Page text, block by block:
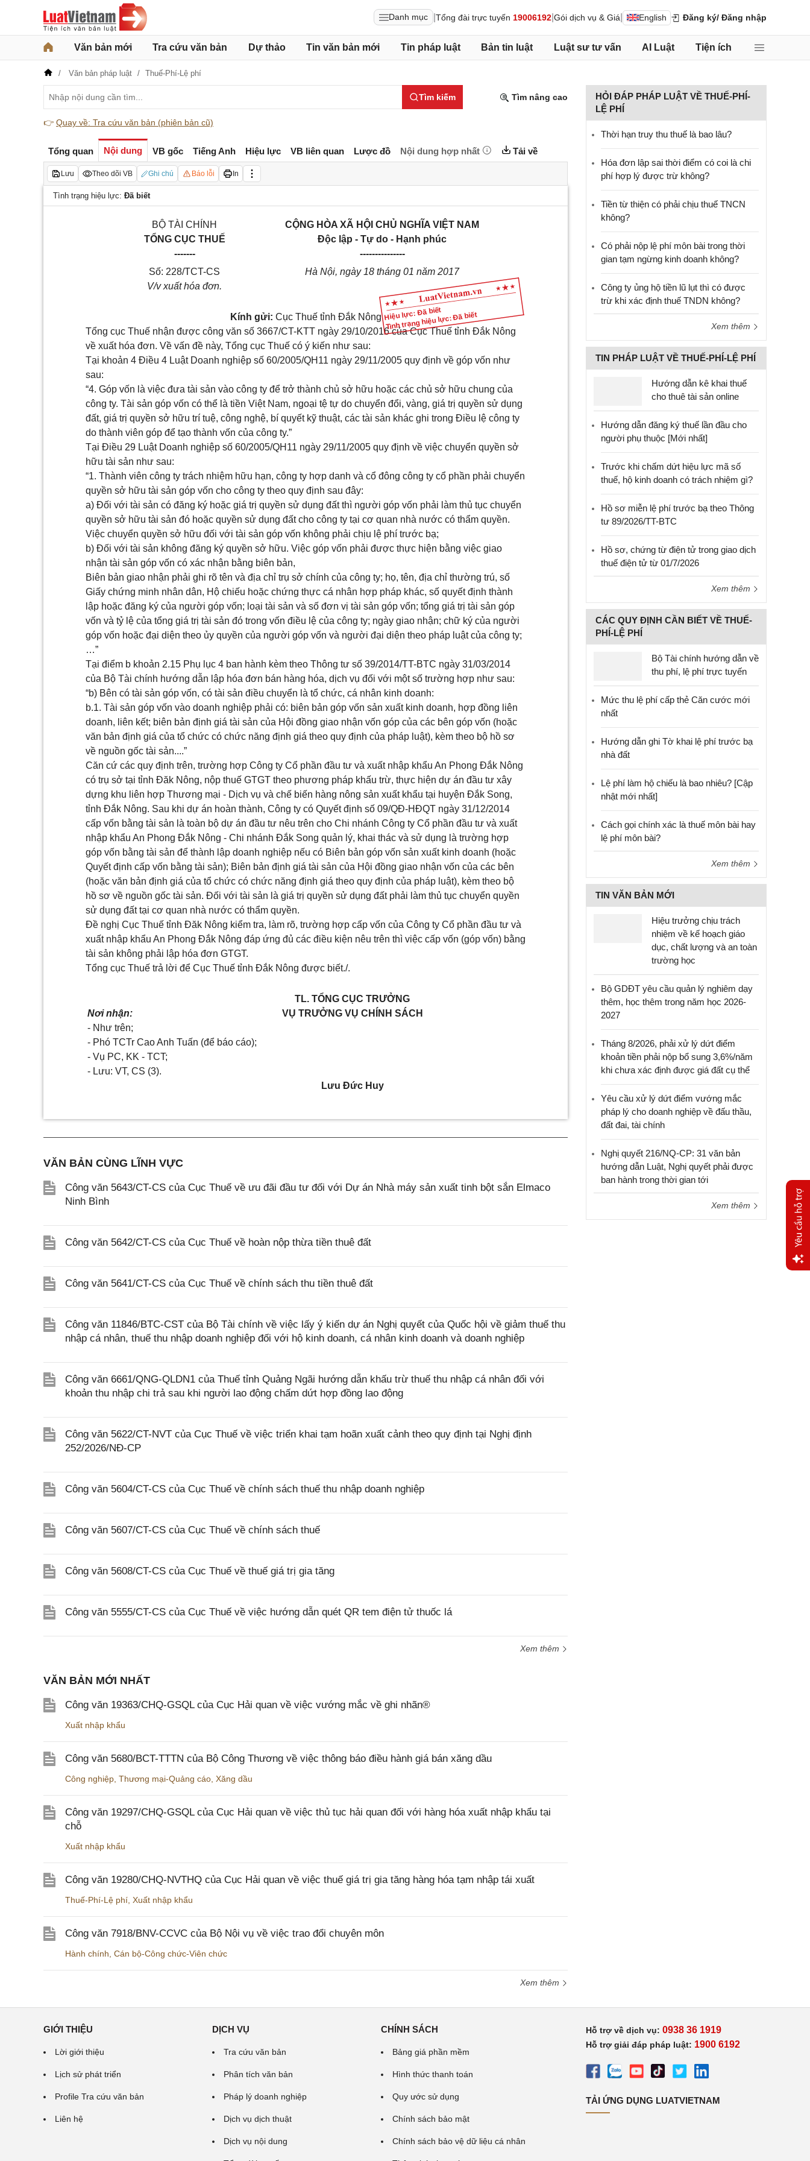
Danh mục Tổng đài trực tuyến 19006192 Gói dịch vụ & Giá English Đăng ký/ Đăng nhập
Văn bản mới Tra cứu văn bản Dự thảo Tin văn bản mới Tin pháp luật Bản tin luật Luật sư tư vấn AI Luật Tiện ích
Văn bản pháp luật Thuế-Phí-Lệ phí
Tìm kiếm Tìm nâng cao
👉 Quay về: Tra cứu văn bản (phiên bản cũ)
Tổng quan Nội dung VB gốc Tiếng Anh Hiệu lực VB liên quan Lược đồ Nội dung hợp nhất Tải về
Lưu Theo dõi VB Ghi chú Báo lỗi In
Tình trạng hiệu lực: Đã biết
Hiệu lực: Đã biết
Tình trạng hiệu lực: Đã biết
BỘ TÀI CHÍNH
TỔNG CỤC THUẾ
-------
CỘNG HÒA XÃ HỘI CHỦ NGHĨA VIỆT NAM
Độc lập - Tự do - Hạnh phúc
---------------
Số: 228/TCT-CS
V/v xuất hóa đơn.
Hà Nội, ngày 18 tháng 01 năm 2017
Kính gửi: Cục Thuế tỉnh Đắk Nông
Tổng cục Thuế nhận được công văn số 3667/CT-KTT ngày 29/10/2016 của Cục Thuế tỉnh Đắk Nông
về xuất hóa đơn. Về vấn đề này, Tổng cục Thuế có ý kiến như sau:
Tại khoản 4 Điều 4 Luật Doanh nghiệp số 60/2005/QH11 ngày 29/11/2005 quy định về góp vốn như
sau:
“4. Góp vốn là việc đưa tài sản vào công ty để trở thành chủ sở hữu hoặc các chủ sở hữu chung của
công ty. Tài sản góp vốn có thể là tiền Việt Nam, ngoại tệ tự do chuyển đổi, vàng, giá trị quyền sử dụng
đất, giá trị quyền sở hữu trí tuệ, công nghệ, bí quyết kỹ thuật, các tài sản khác ghi trong Điều lệ công ty
do thành viên góp để tạo thành vốn của công ty.”
Tại Điều 29 Luật Doanh nghiệp số 60/2005/QH11 ngày 29/11/2005 quy định về việc chuyển quyền sở
hữu tài sản như sau:
“1. Thành viên công ty trách nhiệm hữu hạn, công ty hợp danh và cổ đông công ty cổ phần phải chuyển
quyền sở hữu tài sản góp vốn cho công ty theo quy định sau đây:
a) Đối với tài sản có đăng ký hoặc giá trị quyền sử dụng đất thì người góp vốn phải làm thủ tục chuyển
quyền sở hữu tài sản đó hoặc quyền sử dụng đất cho công ty tại cơ quan nhà nước có thẩm quyền.
Việc chuyển quyền sở hữu đối với tài sản góp vốn không phải chịu lệ phí trước bạ;
b) Đối với tài sản không đăng ký quyền sở hữu. Việc góp vốn phải được thực hiện bằng việc giao
nhận tài sản góp vốn có xác nhận bằng biên bản,
Biên bản giao nhận phải ghi rõ tên và địa chỉ trụ sở chính của công ty; họ, tên, địa chỉ thường trú, số
Giấy chứng minh nhân dân, Hộ chiếu hoặc chứng thực cá nhân hợp pháp khác, số quyết định thành
lập hoặc đăng ký của người góp vốn; loại tài sản và số đơn vị tài sản góp vốn; tổng giá trị tài sản góp
vốn và tỷ lệ của tổng giá trị tài sản đó trong vốn điều lệ của công ty; ngày giao nhận; chữ ký của người
góp vốn hoặc đại diện theo ủy quyền của người góp vốn và người đại diện theo pháp luật của công ty;
…”
Tại điểm b khoản 2.15 Phụ lục 4 ban hành kèm theo Thông tư số 39/2014/TT-BTC ngày 31/03/2014
của Bộ Tài chính hướng dẫn lập hóa đơn bán hàng hóa, dịch vụ đối với một số trường hợp như sau:
“b) Bên có tài sản góp vốn, có tài sản điều chuyển là tổ chức, cá nhân kinh doanh:
b.1. Tài sản góp vốn vào doanh nghiệp phải có: biên bản góp vốn sản xuất kinh doanh, hợp đồng liên
doanh, liên kết; biên bản định giá tài sản của Hội đồng giao nhận vốn góp của các bên góp vốn (hoặc
văn bản định giá của tổ chức có chức năng định giá theo quy định của pháp luật), kèm theo bộ hồ sơ
về nguồn gốc tài sản....”
Căn cứ các quy định trên, trường hợp Công ty Cổ phần đầu tư và xuất nhập khẩu An Phong Đắk Nông
có trụ sở tại tỉnh Đăk Nông, nộp thuế GTGT theo phương pháp khấu trừ, thực hiện dự án đầu tư xây
dựng khu liên hợp Thương mại - Dịch vụ và chế biến hàng nông sản xuất khẩu tại huyện Đắk Song,
tỉnh Đắk Nông. Sau khi dự án hoàn thành, Công ty có Quyết định số 09/QĐ-HĐQT ngày 31/12/2014
cấp vốn bằng tài sản là toàn bộ dự án đầu tư nêu trên cho Chi nhánh Công ty Cổ phần đầu tư và xuất
nhập khẩu An Phong Đắk Nông - Chi nhánh Đắk Song quản lý, khai thác và sử dụng là trường hợp
góp vốn bằng tài sản để thành lập doanh nghiệp nếu có Biên bản góp vốn sản xuất kinh doanh (hoặc
Quyết định cấp vốn bằng tài sản); Biên bản định giá tài sản của Hội đồng giao nhận vốn của các bên
(hoặc văn bản định giá của tổ chức có chức năng định giá theo quy định của pháp luật), kèm theo bộ
hồ sơ về nguồn gốc tài sản. Đối với tài sản là giá trị quyền sử dụng đất phải l àm thủ tục chuyển quyền
sử dụng đất tại cơ quan nhà nước có thẩm quyền.
Đề nghị Cục Thuế tỉnh Đăk Nông kiểm tra, làm rõ, trường hợp cấp vốn của Công ty Cổ phần đầu tư và
xuất nhập khẩu An Phong Đắk Nông đáp ứng đủ các điều kiện nêu trên thì việc cấp vốn (góp vốn) bằng
tài sản không phải lập hóa đơn GTGT.
Tổng cục Thuế trả lời để Cục Thuế tỉnh Đắk Nông được biết./.
Nơi nhận:
- Như trên;
- Phó TCTr Cao Anh Tuấn (để báo cáo);
- Vụ PC, KK - TCT;
- Lưu: VT, CS (3).
TL. TỔNG CỤC TRƯỞNG
VỤ TRƯỞNG VỤ CHÍNH SÁCH
Lưu Đức Huy
VĂN BẢN CÙNG LĨNH VỰC
Công văn 5643/CT-CS của Cục Thuế về ưu đãi đầu tư đối với Dự án Nhà máy sản xuất tinh bột sắn Elmaco
Ninh Bình
Công văn 5642/CT-CS của Cục Thuế về hoàn nộp thừa tiền thuê đất
Công văn 5641/CT-CS của Cục Thuế về chính sách thu tiền thuê đất
Công văn 11846/BTC-CST của Bộ Tài chính về việc lấy ý kiến dự án Nghị quyết của Quốc hội về giảm thuế thu
nhập cá nhân, thuế thu nhập doanh nghiệp đối với hộ kinh doanh, cá nhân kinh doanh và doanh nghiệp
Công văn 6661/QNG-QLDN1 của Thuế tỉnh Quảng Ngãi hướng dẫn khấu trừ thuế thu nhập cá nhân đối với
khoản thu nhập chi trả sau khi người lao động chấm dứt hợp đồng lao động
Công văn 5622/CT-NVT của Cục Thuế về việc triển khai tạm hoãn xuất cảnh theo quy định tại Nghị định
252/2026/NĐ-CP
Công văn 5604/CT-CS của Cục Thuế về chính sách thuế thu nhập doanh nghiệp
Công văn 5607/CT-CS của Cục Thuế về chính sách thuế
Công văn 5608/CT-CS của Cục Thuế về thuế giá trị gia tăng
Công văn 5555/CT-CS của Cục Thuế về việc hướng dẫn quét QR tem điện tử thuốc lá
Xem thêm
VĂN BẢN MỚI NHẤT
Công văn 19363/CHQ-GSQL của Cục Hải quan về việc vướng mắc về ghi nhãn®
Xuất nhập khẩu
Công văn 5680/BCT-TTTN của Bộ Công Thương về việc thông báo điều hành giá bán xăng dầu
Công nghiệp Thương mại-Quảng cáo Xăng dầu
Công văn 19297/CHQ-GSQL của Cục Hải quan về việc thủ tục hải quan đối với hàng hóa xuất nhập khẩu tại
chỗ
Xuất nhập khẩu
Công văn 19280/CHQ-NVTHQ của Cục Hải quan về việc thuế giá trị gia tăng hàng hóa tạm nhập tái xuất
Thuế-Phí-Lệ phí Xuất nhập khẩu
Công văn 7918/BNV-CCVC của Bộ Nội vụ về việc trao đổi chuyên môn
Hành chính Cán bộ-Công chức-Viên chức
Xem thêm
HỎI ĐÁP PHÁP LUẬT VỀ THUẾ-PHÍ-
LỆ PHÍ
Thời hạn truy thu thuế là bao lâu?
Hóa đơn lập sai thời điểm có coi là chi
phí hợp lý được trừ không?
Tiền từ thiện có phải chịu thuế TNCN
không?
Có phải nộp lệ phí môn bài trong thời
gian tạm ngừng kinh doanh không?
Công ty ủng hộ tiền lũ lụt thì có được
trừ khi xác định thuế TNDN không?
Xem thêm
TIN PHÁP LUẬT VỀ THUẾ-PHÍ-LỆ PHÍ
Hướng dẫn kê khai thuế
cho thuê tài sản online
Hướng dẫn đăng ký thuế lần đầu cho
người phụ thuộc [Mới nhất]
Trước khi chấm dứt hiệu lực mã số
thuế, hộ kinh doanh có trách nhiệm gì?
Hồ sơ miễn lệ phí trước bạ theo Thông
tư 89/2026/TT-BTC
Hồ sơ, chứng từ điện tử trong giao dịch
thuế điện tử từ 01/7/2026
Xem thêm
CÁC QUY ĐỊNH CẦN BIẾT VỀ THUẾ-
PHÍ-LỆ PHÍ
Bộ Tài chính hướng dẫn về
thu phí, lệ phí trực tuyến
Mức thu lệ phí cấp thẻ Căn cước mới
nhất
Hướng dẫn ghi Tờ khai lệ phí trước bạ
nhà đất
Lệ phí làm hộ chiếu là bao nhiêu? [Cập
nhật mới nhất]
Cách gọi chính xác là thuế môn bài hay
lệ phí môn bài?
Xem thêm
TIN VĂN BẢN MỚI
Hiệu trưởng chịu trách
nhiệm về kế hoạch giáo
dục, chất lượng và an toàn
trường học
Bộ GDĐT yêu cầu quản lý nghiêm dạy
thêm, học thêm trong năm học 2026-
2027
Tháng 8/2026, phải xử lý dứt điểm
khoản tiền phải nộp bổ sung 3,6%/năm
khi chưa xác định được giá đất cụ thể
Yêu cầu xử lý dứt điểm vướng mắc
pháp lý cho doanh nghiệp về đấu thầu,
đất đai, tài chính
Nghị quyết 216/NQ-CP: 31 văn bản
hướng dẫn Luật, Nghị quyết phải được
ban hành trong thời gian tới
Xem thêm
GIỚI THIỆU
Lời giới thiệu
Lịch sử phát triển
Profile Tra cứu văn bản
Liên hệ
DỊCH VỤ
Tra cứu văn bản
Phân tích văn bản
Pháp lý doanh nghiệp
Dịch vụ dịch thuật
Dịch vụ nội dung
CHÍNH SÁCH
Bảng giá phần mềm
Hình thức thanh toán
Quy ước sử dụng
Chính sách bảo mật
Chính sách bảo vệ dữ liệu cá nhân
Hỗ trợ về dịch vụ: 0938 36 1919
Hỗ trợ giải đáp pháp luật: 1900 6192
TẢI ỨNG DỤNG LUATVIETNAM